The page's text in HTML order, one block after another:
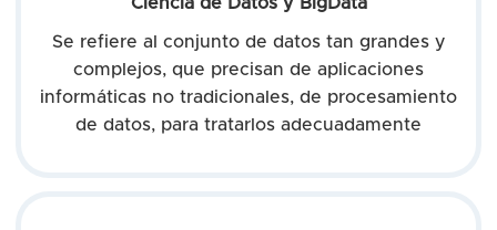
Se refiere al conjunto de datos tan grandes y
complejos, que precisan de aplicaciones
informáticas no tradicionales, de procesamiento
de datos, para tratarlos adecuadamente